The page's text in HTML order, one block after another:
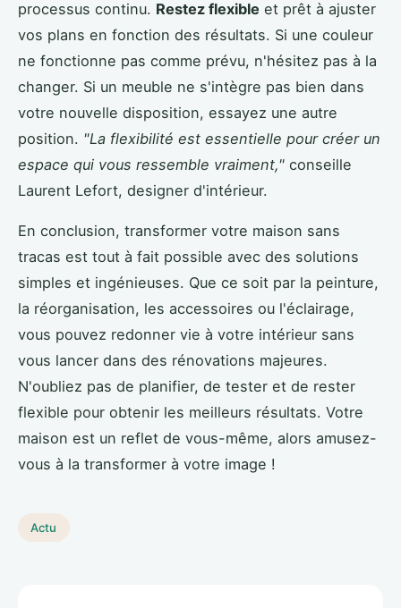
processus continu. Restez flexible et prêt à ajuster
vos plans en fonction des résultats. Si une couleur
ne fonctionne pas comme prévu, n'hésitez pas à la
changer. Si un meuble ne s'intègre pas bien dans
votre nouvelle disposition, essayez une autre
position. "La flexibilité est essentielle pour créer un
espace qui vous ressemble vraiment," conseille
Laurent Lefort, designer d'intérieur.
En conclusion, transformer votre maison sans
tracas est tout à fait possible avec des solutions
simples et ingénieuses. Que ce soit par la peinture,
la réorganisation, les accessoires ou l'éclairage,
vous pouvez redonner vie à votre intérieur sans
vous lancer dans des rénovations majeures.
N'oubliez pas de planifier, de tester et de rester
flexible pour obtenir les meilleurs résultats. Votre
maison est un reflet de vous-même, alors amusez-
vous à la transformer à votre image !
Actu